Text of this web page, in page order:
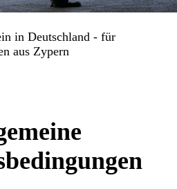
in Deutschland - für
aus Zypern